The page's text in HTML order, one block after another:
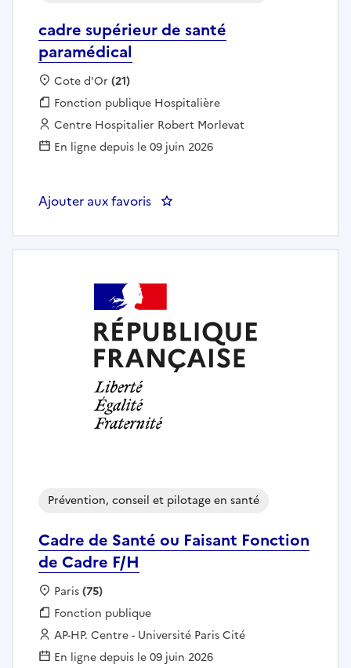
cadre supérieur de santé
paramédical
Localisation :
Cote d'Or (21)
Fonction publique :
Fonction publique Hospitalière
Employeur :
Centre Hospitalier Robert Morlevat
En ligne depuis le 09 juin 2026
Ajouter aux favoris : cadre supérieur de santé
Cadre de Santé ou Faisant Fonction
de Cadre F/H
Prévention, conseil et pilotage en santé
Localisation :
Paris(75)
Fonction publique :
Fonction publique
Employeur :
AP-HP. Centre - Université Paris Cité
En ligne depuis le 09 juin 2026